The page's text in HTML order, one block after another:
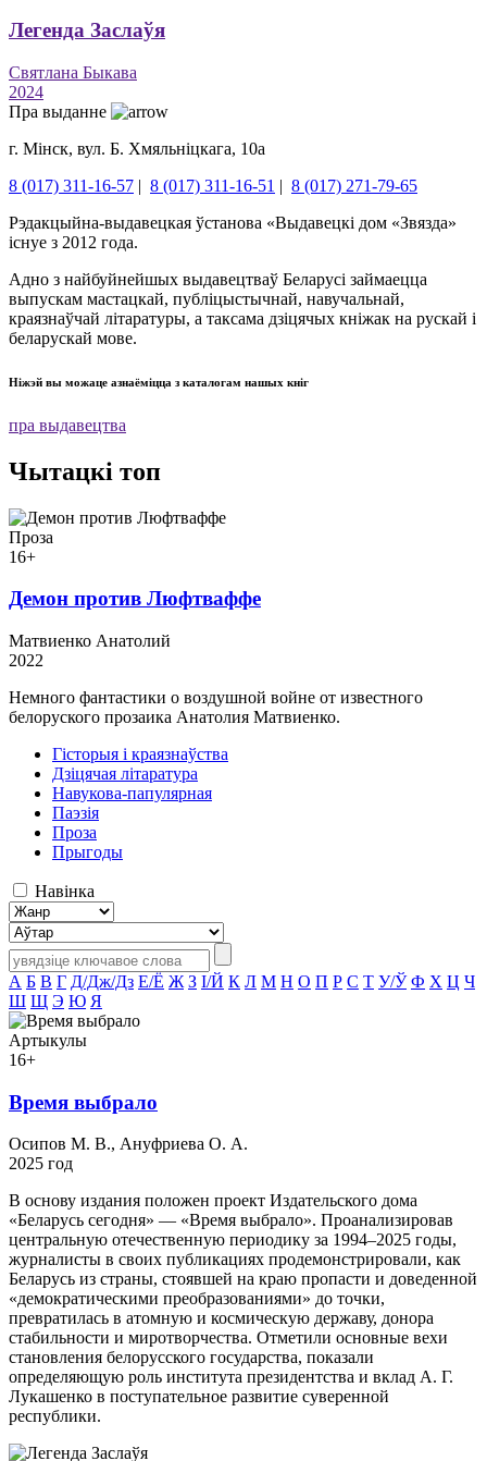
Легенда Заслаўя
Святлана Быкава
2024
Пра выданне
г. Мінск, вул. Б. Хмяльніцкага, 10а
8 (017) 311-16-57 | 8 (017) 311-16-51 | 8 (017) 271-79-65
Рэдакцыйна-выдавецкая ўстанова «Выдавецкі дом «Звязда»
існуе з 2012 года.
Адно з найбуйнейшых выдавецтваў Беларусі займаецца
выпускам мастацкай, публіцыстычнай, навучальнай,
краязнаўчай літаратуры, а таксама дзіцячых кніжак на рускай і
беларускай мове.
Ніжэй вы можаце азнаёміцца ​​з каталогам нашых кніг
пра выдавецтва
Чытацкі топ
Проза
16+
Демон против Люфтваффе
Матвиенко Анатолий
2022
Немного фантастики о воздушной войне от известного
белоруского прозаика Анатолия Матвиенко.
Гісторыя і краязнаўства
Дзіцячая літаратура
Навукова-папулярная
Паэзія
Проза
Прыгоды
Навінка
А Б В Г Д/Дж/Дз Е/Ё Ж З І/Й К Л М Н О П Р С Т У/Ў Ф Х Ц Ч
Ш Щ Э Ю Я
Артыкулы
16+
Время выбрало
Осипов М. В., Ануфриева О. А.
2025 год
В основу издания положен проект Издательского дома
«Беларусь сегодня» — «Время выбрало». Проанализировав
центральную отечественную периодику за 1994–2025 годы,
журналисты в своих публикациях продемонстрировали, как
Беларусь из страны, стоявшей на краю пропасти и доведенной
«демократическими преобразованиями» до точки,
превратилась в атомную и космическую державу, донора
стабильности и миротворчества. Отметили основные вехи
становления белорусского государства, показали
определяющую роль института президентства и вклад А. Г.
Лукашенко в поступательное развитие суверенной
республики.